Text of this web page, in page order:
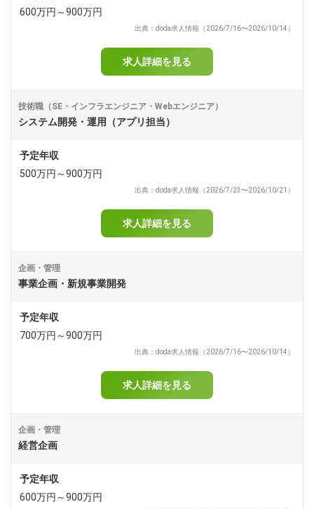
600万円～900万円
出典：doda求人情報（2026/7/16〜2026/10/14）
求人詳細を見る
技術職（SE・インフラエンジニア・Webエンジニア）
システム開発・運用（アプリ担当）
予定年収
500万円～900万円
出典：doda求人情報（2026/7/23〜2026/10/21）
求人詳細を見る
企画・管理
事業企画・新規事業開発
予定年収
700万円～900万円
出典：doda求人情報（2026/7/16〜2026/10/14）
求人詳細を見る
企画・管理
経営企画
予定年収
600万円～900万円